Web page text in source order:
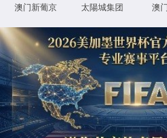
因权限问题或行为非法，您
返回
Request
XML 地图